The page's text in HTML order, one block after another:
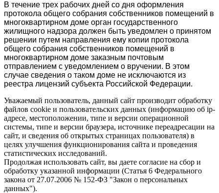
В течение трех рабочих дней со дня оформления
протокола общего собрания собственников помещений в
многоквартирном доме орган государственного
жилищного надзора должен быть уведомлен о принятом
решении путем направления ему копии протокола
общего собрания собственников помещений в
многоквартирном доме заказным почтовым
отправлением с уведомлением о вручении. В этом
случае сведения о таком доме не исключаются из
реестра лицензий субъекта Российской Федерации.
Уважаемый пользователь, данный сайт производит обработку
файлов cookie и пользовательских данных (информацию об ip-
адресе, местоположении, типе и версии операционной
системы, типе и версии браузера, источнике переадресации на
сайт, и сведения об открытых страницах пользователя) в
целях улучшения функционирования сайта и проведения
статистических исследований.
Продолжая использовать сайт, вы даете согласие на сбор и
обработку указанной информации (Статья 6 Федерального
закона от 27.07.2006 № 152-ФЗ "Закон о персональных
данных").